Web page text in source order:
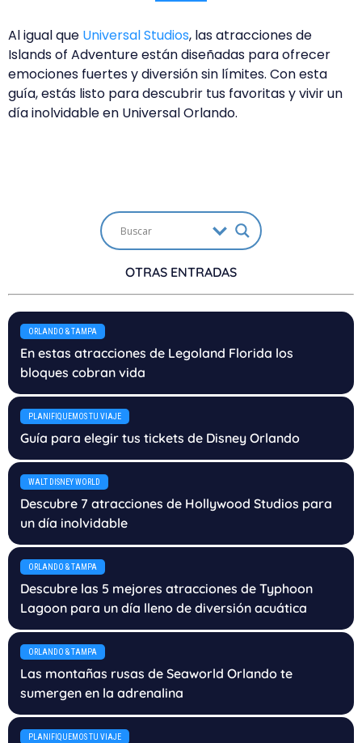
Al igual que Universal Studios, las atracciones de
Islands of Adventure están diseñadas para ofrecer
emociones fuertes y diversión sin límites. Con esta
guía, estás listo para descubrir tus favoritas y vivir un
día inolvidable en Universal Orlando.
OTRAS ENTRADAS
ORLANDO & TAMPA
En estas atracciones de Legoland Florida los
bloques cobran vida
PLANIFIQUEMOS TU VIAJE
Guía para elegir tus tickets de Disney Orlando
WALT DISNEY WORLD
Descubre 7 atracciones de Hollywood Studios para
un día inolvidable
ORLANDO & TAMPA
Descubre las 5 mejores atracciones de Typhoon
Lagoon para un día lleno de diversión acuática
ORLANDO & TAMPA
Las montañas rusas de Seaworld Orlando te
sumergen en la adrenalina
PLANIFIQUEMOS TU VIAJE